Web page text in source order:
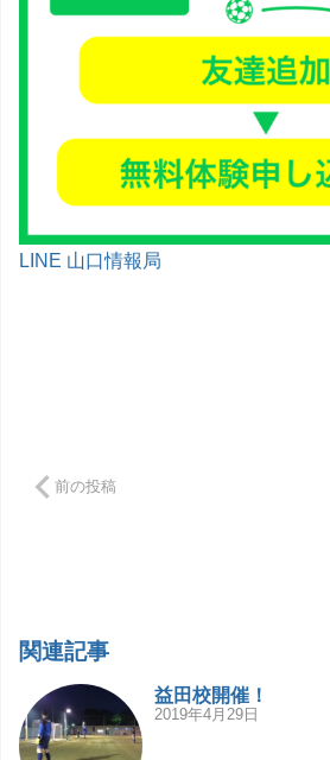
LINE 山口情報局
前の投稿
関連記事
益田校開催！
2019年4月29日